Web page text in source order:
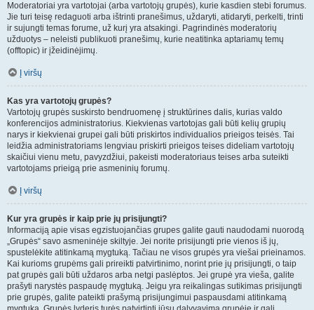
Moderatoriai yra vartotojai (arba vartotojų grupės), kurie kasdien stebi forumus.
Jie turi teisę redaguoti arba ištrinti pranešimus, uždaryti, atidaryti, perkelti, trinti
ir sujungti temas forume, už kurį yra atsakingi. Pagrindinės moderatorių
užduotys – neleisti publikuoti pranešimų, kurie neatitinka aptariamų temų
(offtopic) ir įžeidinėjimų.
Į viršų
Kas yra vartotojų grupės?
Vartotojų grupės suskirsto bendruomenę į struktūrines dalis, kurias valdo
konferencijos administratorius. Kiekvienas vartotojas gali būti kelių grupių
narys ir kiekvienai grupei gali būti priskirtos individualios prieigos teisės. Tai
leidžia administratoriams lengviau priskirti prieigos teises dideliam vartotojų
skaičiui vienu metu, pavyzdžiui, pakeisti moderatoriaus teises arba suteikti
vartotojams prieigą prie asmeninių forumų.
Į viršų
Kur yra grupės ir kaip prie jų prisijungti?
Informaciją apie visas egzistuojančias grupes galite gauti naudodami nuorodą
„Grupės“ savo asmeninėje skiltyje. Jei norite prisijungti prie vienos iš jų,
spustelėkite atitinkamą mygtuką. Tačiau ne visos grupės yra viešai prieinamos.
Kai kurioms grupėms gali prireikti patvirtinimo, norint prie jų prisijungti, o taip
pat grupės gali būti uždaros arba netgi paslėptos. Jei grupė yra vieša, galite
prašyti narystės paspaudę mygtuką. Jeigu yra reikalingas sutikimas prisijungti
prie grupės, galite pateikti prašymą prisijungimui paspausdami atitinkamą